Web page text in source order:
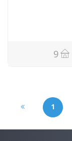
9
1